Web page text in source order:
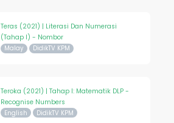
Teras (2021) | Literasi Dan Numerasi
(Tahap I) - Nombor
Malay DidikTV KPM
Teroka (2021) | Tahap I: Matematik DLP -
Recognise Numbers
English DidikTV KPM